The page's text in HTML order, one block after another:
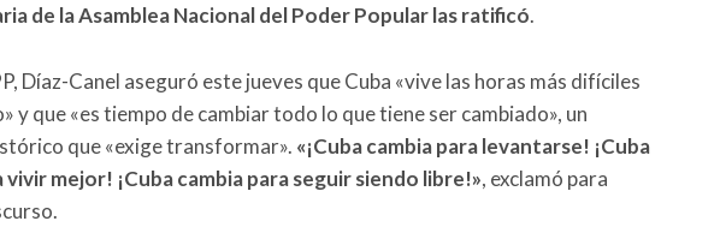
de la Asamblea Nacional del Poder Popular las ratificó.
Díaz-Canel aseguró este jueves que Cuba «vive las horas más difíciles
y que «es tiempo de cambiar todo lo que tiene ser cambiado», un
que «exige transformar». «¡Cuba cambia para levantarse! ¡Cuba
vivir mejor! ¡Cuba cambia para seguir siendo libre!», exclamó para